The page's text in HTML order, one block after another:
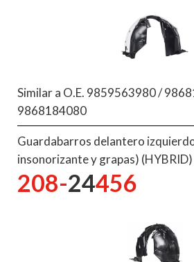
Similar a O.E. 9859563980 /
9868184080
Guardabarros delantero
insonorizante y grapas) (HYBRID)
208-24456